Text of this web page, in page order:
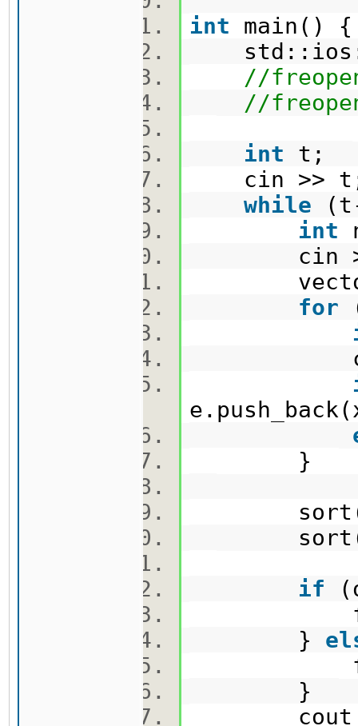
int
//
//
int t;
cin >>
while
int
cin
for
cin
}
if
f(o,
}
f(e,
}
cout